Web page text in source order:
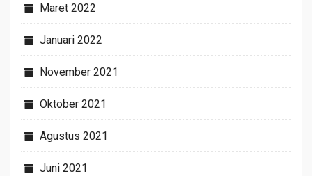
Maret 2022
Januari 2022
November 2021
Oktober 2021
Agustus 2021
Juni 2021